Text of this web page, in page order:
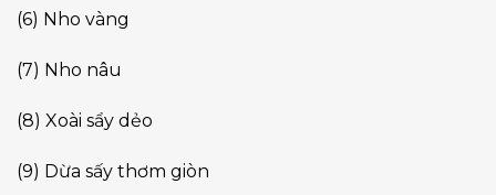
(6) Nho vàng
(7) Nho nâu
(8) Xoài sẩy dẻo
(9) Dừa sấy thơm giòn